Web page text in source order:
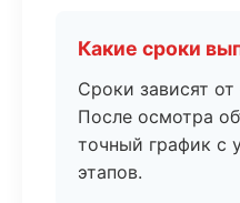
Какие сроки
Сроки зависят
После осмотра
точный график с
этапов.